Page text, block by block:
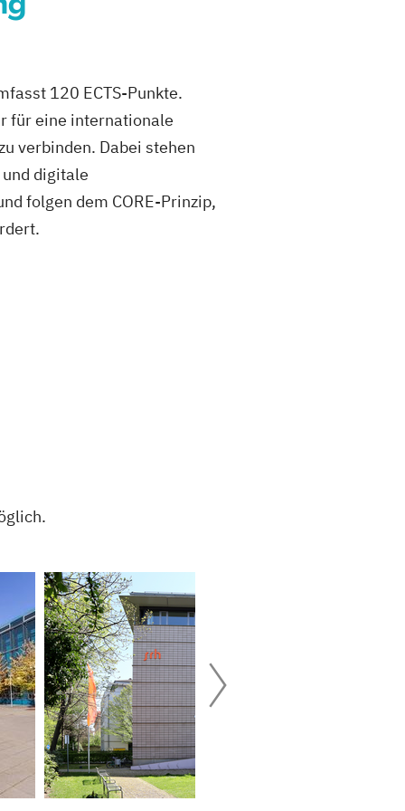
120 ECTS-Punkte.
für eine internationale
verbinden. Dabei stehen
digitale
folgen dem CORE-Prinzip,